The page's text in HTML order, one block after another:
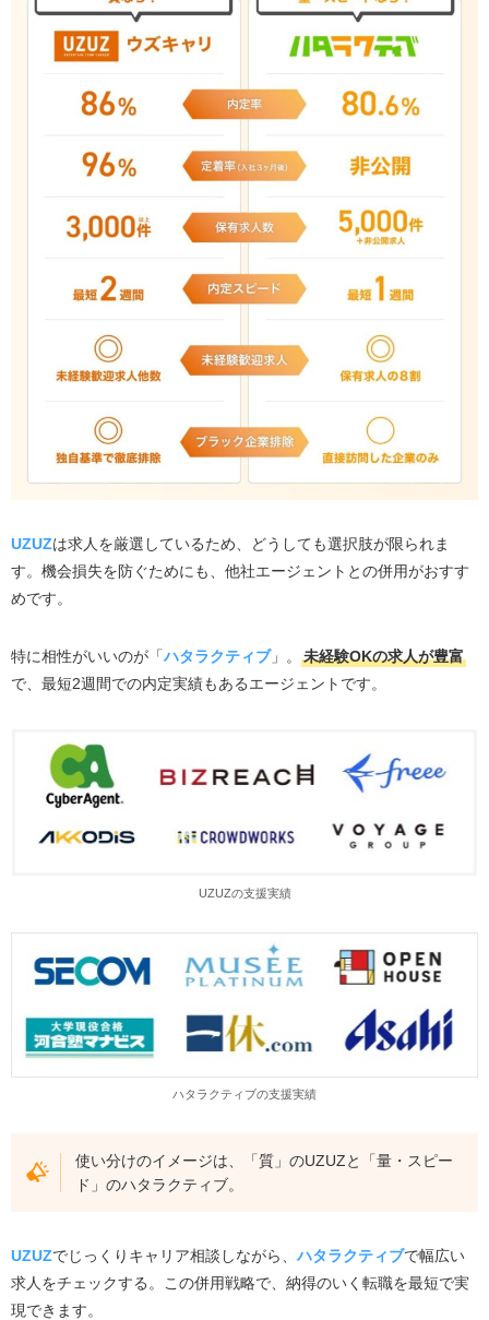
UZUZ（ウズキャリ）に関するよくある質問#7 Q. 地
方（大阪・福岡など）在住でも利用できますか？
UZUZ（ウズキャリ）に関するよくある質問#8 Q. ウ
ズウズカレッジでCCNAなどの資格は取れますか？
UZUZ（ウズキャリ）に関するよくある質問#9 Q. 退
会方法は簡単ですか？
UZUZ（ウズキャリ）に関するよくある質問#10 Q. 0
まとめ：UZUZは「経歴に自信がないけれどIT就職した
い」人の強い味方
UZUZは求人を厳選しているため、どうしても選択肢が限られま
す。機会損失を防ぐためにも、他社エージェントとの併用がおすす
めです。
特に相性がいいのが「ハタラクティブ」。
未経験OKの求人が豊富
で、最短2週間での内定実績もあるエージェントです。
UZUZの支援実績
ハタラクティブの支援実績
使い分けのイメージは、「質」のUZUZと「量・スピー
ド」のハタラクティブ。
UZUZでじっくりキャリア相談しながら、ハタラクティブで幅広い
求人をチェックする。この併用戦略で、納得のいく転職を最短で実
現できます。